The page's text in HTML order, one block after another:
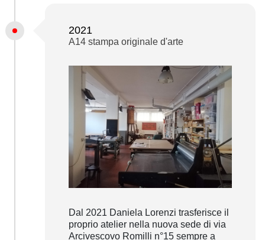
2021
A14 stampa originale d'arte
Dal 2021 Daniela Lorenzi trasferisce il
proprio atelier nella nuova sede di via
Arcivescovo Romilli n°15 sempre a